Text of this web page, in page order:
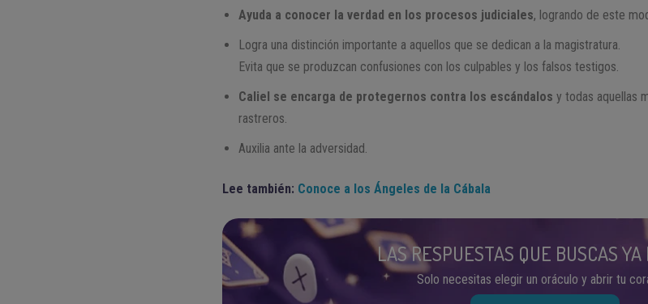
Ayuda a conocer la verdad en los procesos judiciales, logrando de este
Logra una distinción importante a aquellos que se dedican a la magistratura.
Evita que se produzcan confusiones con los culpables y los falsos testigos.
Caliel se encarga de protegernos contra los escándalos y todas aquellas
rastreros.
Auxilia ante la adversidad.
Lee también: Conoce a los Ángeles de la Cábala
LAS RESPUESTAS QUE BUSCAS
Solo necesitas elegir un oráculo y abrir tu